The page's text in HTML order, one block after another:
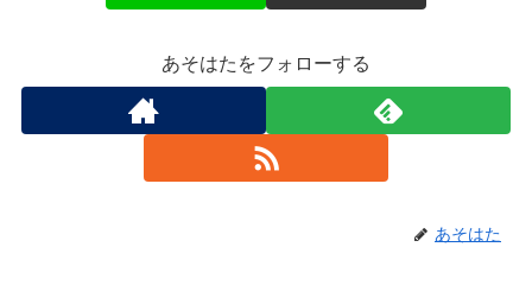
あそはたをフォローする
あそはた